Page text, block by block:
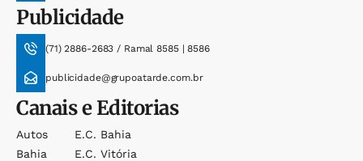
Publicidade
(71) 2886-2683 / Ramal 8585 | 8586
publicidade@grupoatarde.com.br
Canais e Editorias
Autos
Bahia
E.c. Bahia
E.c. Vitória